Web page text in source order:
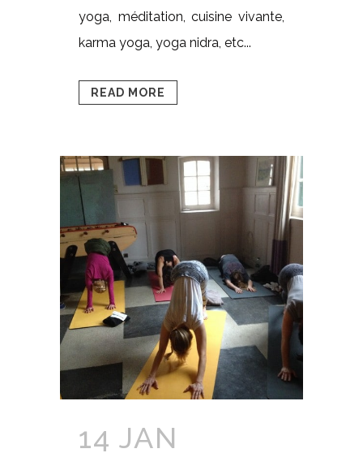
yoga, méditation, cuisine vivante,
karma yoga, yoga nidra, etc...
READ MORE
14 JAN